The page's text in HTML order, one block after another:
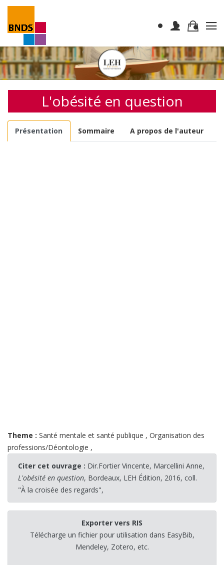
L'obésité en question
Présentation Sommaire A propos de l'auteur
Theme : Santé mentale et santé publique , Organisation des
professions/Déontologie ,
Citer cet ouvrage : Dir.Fortier Vincente, Marcellini Anne,
L'obésité en question, Bordeaux, LEH Édition, 2016, coll.
"À la croisée des regards",
Exporter vers RIS
Télécharge un fichier pour utilisation dans EasyBib,
Mendeley, Zotero, etc.